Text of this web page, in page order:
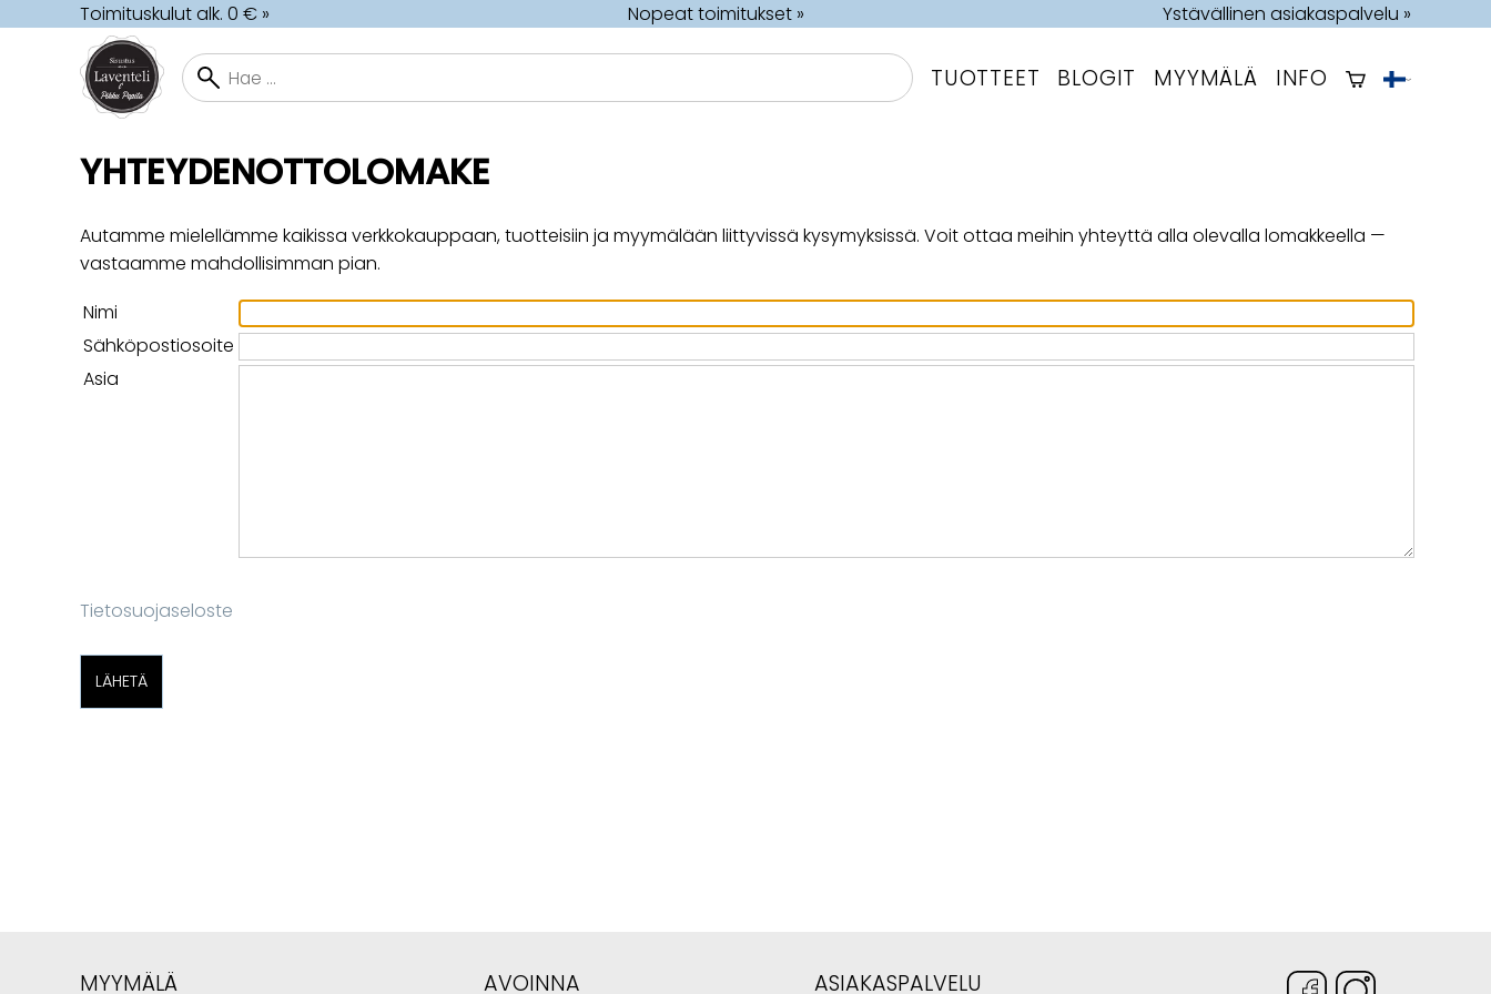
Toimituskulut alk. 0 € » Nopeat toimitukset » Ystävällinen asiakaspalvelu »
TUOTTEET BLOGIT MYYMÄLÄ INFO
YHTEYDENOTTOLOMAKE
Autamme mielellämme kaikissa verkkokauppaan, tuotteisiin ja myymälään liittyvissä kysymyksissä. Voit ottaa meihin yhteyttä alla olevalla lomakkeella —
vastaamme mahdollisimman pian.
Nimi
Sähköpostiosoite
Asia
Tietosuojaseloste
MYYMÄLÄ AVOINNA ASIAKASPALVELU